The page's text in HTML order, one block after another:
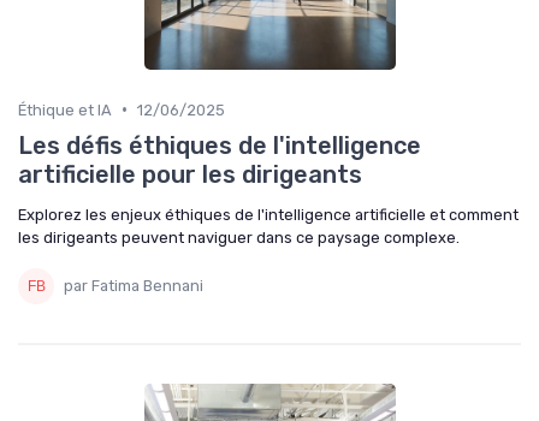
Éthique et IA • 12/06/2025
Les défis éthiques de l'intelligence
artificielle pour les dirigeants
Explorez les enjeux éthiques de l'intelligence artificielle et comment
les dirigeants peuvent naviguer dans ce paysage complexe.
par Fatima Bennani